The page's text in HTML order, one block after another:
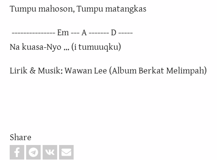
Tumpu mahoson, Tumpu matangkas
--------------- Em --- A ------- D -----
Na kuasa-Nyo ... (i tumuuqku)
Lirik & Musik: Wawan Lee (Album Berkat Melimpah)
Share